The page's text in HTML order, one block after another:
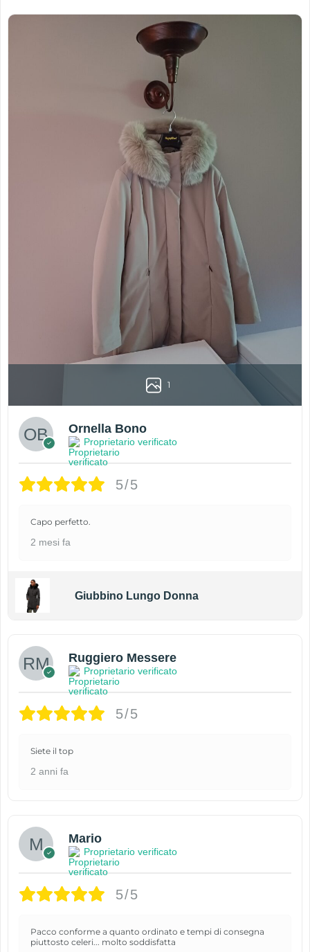
1
Ornella Bono
Proprietario verificato
5/5
Capo perfetto.
2 mesi fa
Giubbino Lungo Donna
Ruggiero Messere
Proprietario verificato
5/5
Siete il top
2 anni fa
Mario
Proprietario verificato
5/5
Pacco conforme a quanto ordinato e tempi di consegna
piuttosto celeri... molto soddisfatta